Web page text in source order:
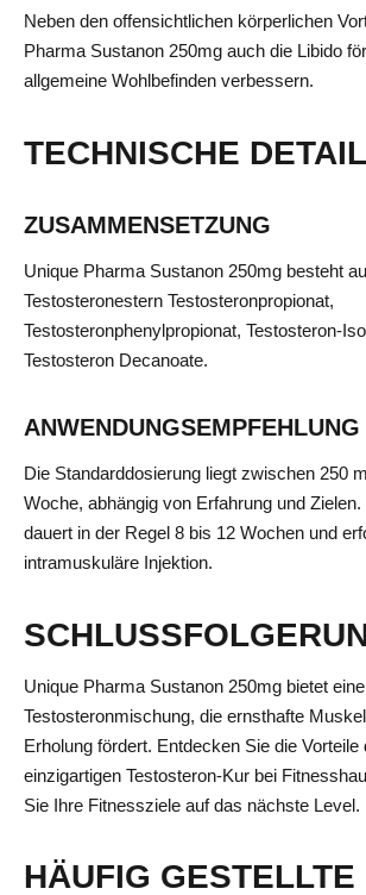
Neben den offensichtlichen körperlichen
Pharma Sustanon 250mg auch die Libido
allgemeine Wohlbefinden verbessern.
TECHNISCHE
ZUSAMMENSETZUNG
Unique Pharma Sustanon 250mg besteht
Testosteronestern Testosteronpropionat,
Testosteronphenylpropionat, Testosteron-
Testosteron Decanoate.
ANWENDUNGSEMPFEHLUNG
Die Standarddosierung liegt zwischen 250
Woche, abhängig von Erfahrung und
dauert in der Regel 8 bis 12 Wochen und
intramuskuläre Injektion.
Unique Pharma Sustanon 250mg bietet
Testosteronmischung, die ernsthafte
Erholung fördert. Entdecken Sie die Vorteile
einzigartigen Testosteron-Kur bei
Sie Ihre Fitnessziele auf das nächste Level.
HÄUFIG GESTELLTE